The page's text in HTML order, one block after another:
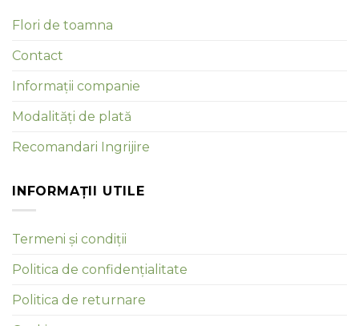
Flori de toamna
Contact
Informații companie
Modalități de plată
Recomandari Ingrijire
INFORMAȚII UTILE
Termeni și condiții
Politica de confidențialitate
Politica de returnare